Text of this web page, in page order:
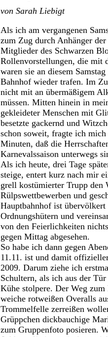
von Sarah Liebigt
Als ich am vergangenen
zum Zug durch Anhänger
Mitglieder des Schwarzen
Rollenvorstellungen, die mit
waren sie an diesem
Bahnhof wieder trafen. Im
nicht mit an übermäßigem
müssen. Mitten hinein in
gekleideter Menschen mit
besetzte gackernd und
schon soweit, fragte ich
Minuten, daß die
Karnevalssaison unterwegs
Als ich heute, drei Tage
steige, entert kurz nach mir
grell kostümierter Trupp den
Rülpswettbewerben und
Hauptbahnhof ist
Ordnungshütern und
von den Feierlichkeiten
gegen Mittag abgesehen.
So habe ich dann gegen
11.11. ist und damit
2009. Darum ziehe ich
Schultern, als ich aus der
Kühe stolpere. Der Weg
weiche rotweißen Overalls
Trommelfelle zerreißen
Grüppchen dickbauchige
zum Gruppenfoto posieren.